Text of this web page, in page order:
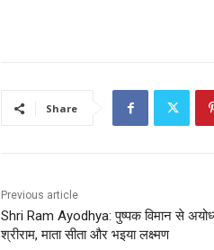
Share
Previous article
Shri Ram Ayodhya: पुष्पक विमान से
श्रीराम, माता सीता और भइया लक्ष्मण